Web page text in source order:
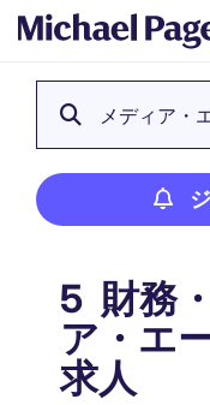
メディア・
5 財務
ア・エ
求人